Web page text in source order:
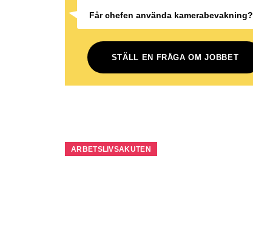
Får chefen använda kamerabevakning?
STÄLL EN FRÅGA OM JOBBET
ARBETSLIVSAKUTEN